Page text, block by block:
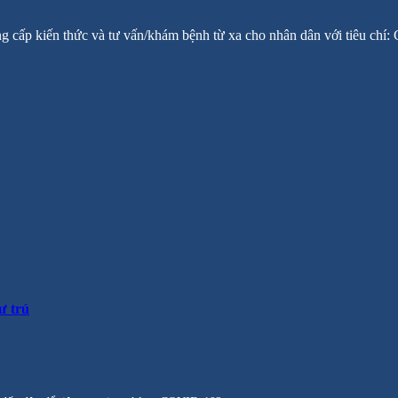
cấp kiến thức và tư vấn/khám bệnh từ xa cho nhân dân với tiêu
trú